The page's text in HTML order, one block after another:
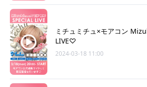
ミチュミチュ×モアコン
LIVE♡
2024-03-18 11:00